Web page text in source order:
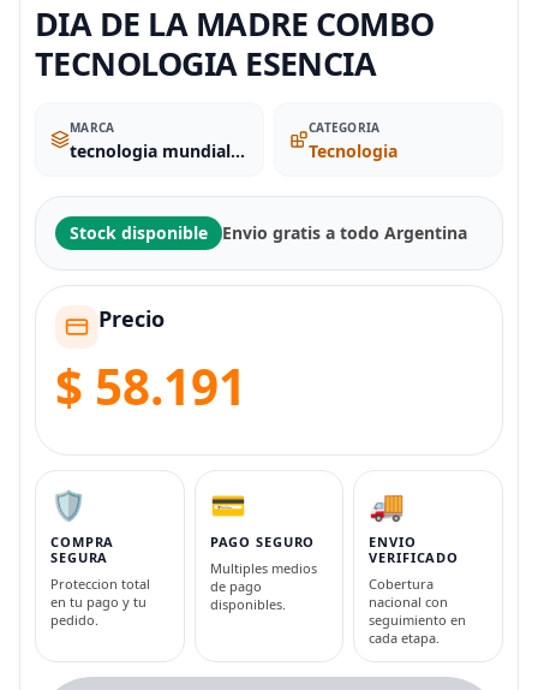
DIA DE LA MADRE COMBO
TECNOLOGIA ESENCIA
MARCA
tecnologia mundial el pa
CATEGORIA
Tecnologia
Stock disponible Envio gratis a todo Argentina
Precio
$ 58.191
🛡️
COMPRA
SEGURA
Proteccion total
en tu pago y tu
pedido.
💳
PAGO SEGURO
Multiples medios
de pago
disponibles.
🚚
ENVIO
VERIFICADO
Cobertura
nacional con
seguimiento en
cada etapa.